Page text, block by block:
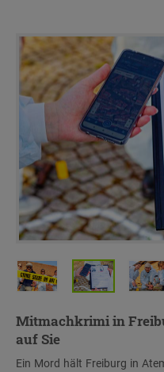
Mitmachkrimi in
auf Sie
Ein Mord hält Freiburg in